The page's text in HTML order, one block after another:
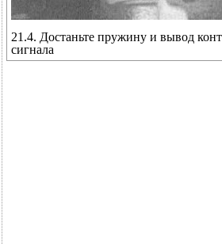
21.4. Достаньте пружину и вывод
сигнала